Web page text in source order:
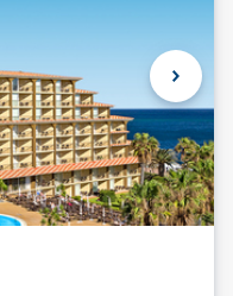
Ponta de Sao Lourenco
diepte van tot wel 4000
is de 1862 meter hoge
Op de top geniet u
over heel Madeira.
hoog gelegen
bergen'). U geniet
lenteklimaat dat er
klimaat voor